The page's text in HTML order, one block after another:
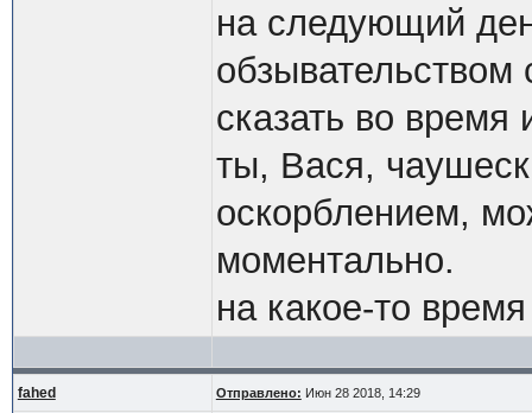
на следующий
обзывательством
сказать во
ты, Вася,
оскорблением,
моментально.
на какое-то
fahed Отправлено: Июн 28 2018, 14:29